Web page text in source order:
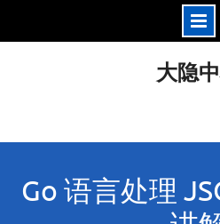
大隐
Go 语言处理